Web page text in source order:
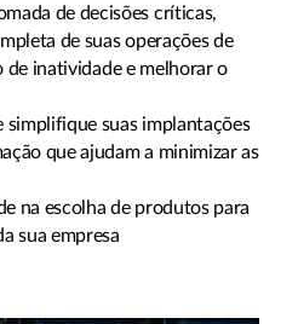
de decisões críticas,
de suas operações de
de inatividade e melhorar o
simplifique suas implantações
que ajudam a minimizar as
na escolha de produtos para
sua empresa